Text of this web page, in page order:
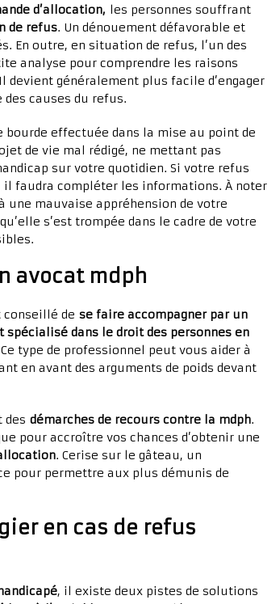
d’allocation, les personnes souffrant
de refus. Un dénouement défavorable et
En outre, en situation de refus, l’un des
analyse pour comprendre les raisons
devient généralement plus facile d’engager
causes du refus.
effectuée dans la mise au point de
de vie mal rédigé, ne mettant pas
sur votre quotidien. Si votre refus
faudra compléter les informations. À noter
une mauvaise appréhension de votre
s’est trompée dans le cadre de votre
avocat mdph
conseillé de se faire accompagner par un
spécialisé dans le droit des personnes en
type de professionnel peut vous aider à
en avant des arguments de poids devant
des démarches de recours contre la mdph.
pour accroître vos chances d’obtenir une
. Cerise sur le gâteau, un
pour permettre aux plus démunis de
en cas de refus
, il existe deux pistes de solutions